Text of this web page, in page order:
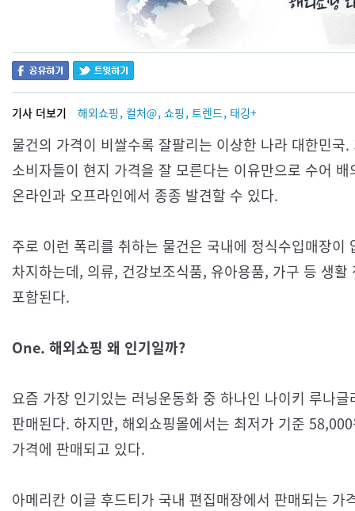
기사 더보기 해외쇼핑, 컬처@, 쇼핑, 트렌드, 태깅+
물건의 가격이 비쌀수록 잘팔리는 이상한 나라 대한민
소비자들이 현지 가격을 잘 모른다는 이유만으로 수어
온라인과 오프라인에서 종종 발견할 수 있다.
주로 이런 폭리를 취하는 물건은 국내에 정식수입매장이
차지하는데, 의류, 건강보조식품, 유아용품, 가구 등 생
포함된다.
One. 해외쇼핑 왜 인기일까?
요즘 가장 인기있는 러닝운동화 중 하나인 나이키 루나
판매된다. 하지만, 해외쇼핑몰에서는 최저가 기준
가격에 판매되고 있다.
아메리칸 이글 후드티가 국내 편집매장에서 판매되는